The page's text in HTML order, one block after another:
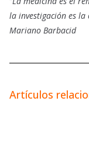
la investigación es
Mariano Barbacid
Artículos